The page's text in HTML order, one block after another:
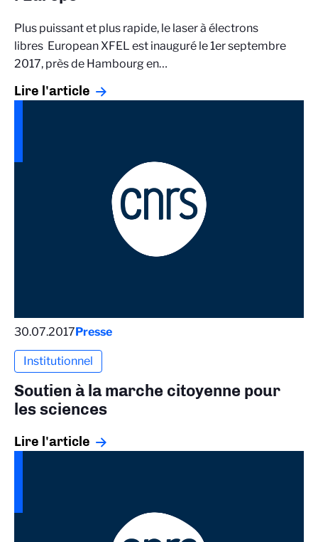
Plus puissant et plus rapide, le laser à électrons
libres European XFEL est inauguré le 1er septembre
2017, près de Hambourg en…
Lire l'article
30.07.2017Presse
Institutionnel
Soutien à la marche citoyenne pour
les sciences
Lire l'article